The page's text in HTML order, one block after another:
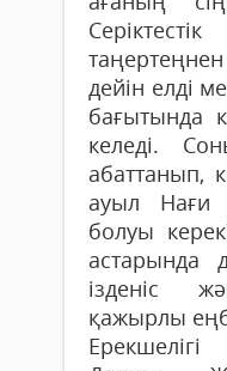
дейін елді
бағытында
келеді.
абаттанып,
ауыл Нағи
болуы
астарында
ізденіс
қажырлы